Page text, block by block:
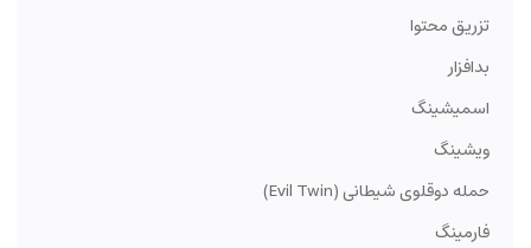
تزریق محتوا
بدافزار
اسمیشینگ
ویشینگ
حمله دوقلوی شیطانی (Evil Twin)
فارمینگ